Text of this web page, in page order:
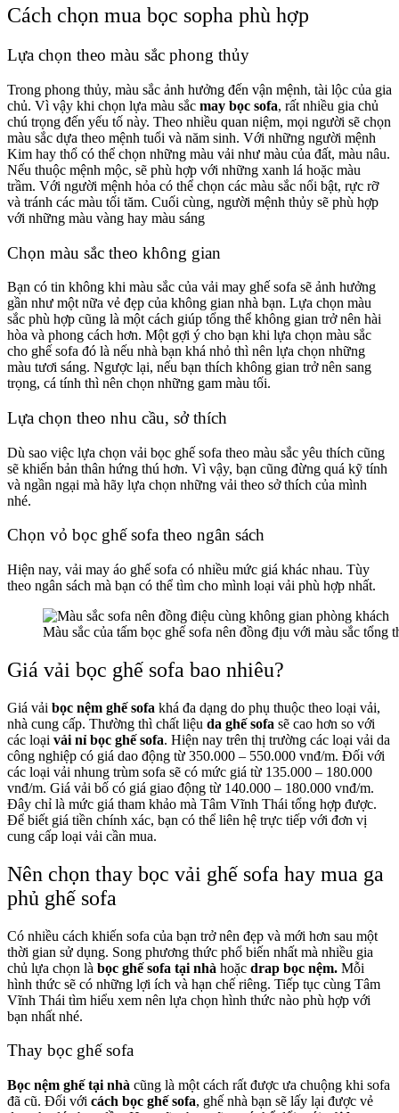
Cách chọn mua bọc sopha phù hợp
Lựa chọn theo màu sắc phong thủy
Trong phong thủy, màu sắc ảnh hưởng đến vận mệnh, tài lộc của gia
chủ. Vì vậy khi chọn lựa màu sắc may bọc sofa, rất nhiều gia chủ
chú trọng đến yếu tố này. Theo nhiều quan niệm, mọi người sẽ chọn
màu sắc dựa theo mệnh tuổi và năm sinh. Với những người mệnh
Kim hay thổ có thể chọn những màu vải như màu của đất, màu nâu.
Nếu thuộc mệnh mộc, sẽ phù hợp với những xanh lá hoặc màu
trầm. Với người mệnh hỏa có thể chọn các màu sắc nổi bật, rực rỡ
và tránh các màu tối tăm. Cuối cùng, người mệnh thủy sẽ phù hợp
với những màu vàng hay màu sáng
Chọn màu sắc theo không gian
Bạn có tin không khi màu sắc của vải may ghế sofa sẽ ảnh hưởng
gần như một nữa vẻ đẹp của không gian nhà bạn. Lựa chọn màu
sắc phù hợp cũng là một cách giúp tổng thể không gian trở nên hài
hòa và phong cách hơn. Một gợi ý cho bạn khi lựa chọn màu sắc
cho ghế sofa đó là nếu nhà bạn khá nhỏ thì nên lựa chọn những
màu tươi sáng. Ngược lại, nếu bạn thích không gian trở nên sang
trọng, cá tính thì nên chọn những gam màu tối.
Lựa chọn theo nhu cầu, sở thích
Dù sao việc lựa chọn vải bọc ghế sofa theo màu sắc yêu thích cũng
sẽ khiến bản thân hứng thú hơn. Vì vậy, bạn cũng đừng quá kỹ tính
và ngần ngại mà hãy lựa chọn những vải theo sở thích của mình
nhé.
Chọn vỏ bọc ghế sofa theo ngân sách
Hiện nay, vải may áo ghế sofa có nhiều mức giá khác nhau. Tùy
theo ngân sách mà bạn có thể tìm cho mình loại vải phù hợp nhất.
Màu sắc của tấm bọc ghế sofa nên đồng địu với màu sắc tổng
Giá vải bọc ghế sofa bao nhiêu?
Giá vải bọc nệm ghế sofa khá đa dạng do phụ thuộc theo loại vải,
nhà cung cấp. Thường thì chất liệu da ghế sofa sẽ cao hơn so với
các loại vải nỉ bọc ghế sofa. Hiện nay trên thị trường các loại vải da
công nghiệp có giá dao động từ 350.000 – 550.000 vnđ/m. Đối với
các loại vải nhung trùm sofa sẽ có mức giá từ 135.000 – 180.000
vnđ/m. Giá vải bố có giá giao động từ 140.000 – 180.000 vnđ/m.
Đây chỉ là mức giá tham khảo mà Tâm Vĩnh Thái tổng hợp được.
Để biết giá tiền chính xác, bạn có thể liên hệ trực tiếp với đơn vị
cung cấp loại vải cần mua.
Nên chọn thay bọc vải ghế sofa hay mua ga
phủ ghế sofa
Có nhiều cách khiến sofa của bạn trở nên đẹp và mới hơn sau một
thời gian sử dụng. Song phương thức phổ biến nhất mà nhiều gia
chủ lựa chọn là bọc ghế sofa tại nhà hoặc drap bọc nệm. Mỗi
hình thức sẽ có những lợi ích và hạn chế riêng. Tiếp tục cùng Tâm
Vĩnh Thái tìm hiểu xem nên lựa chọn hình thức nào phù hợp với
bạn nhất nhé.
Thay bọc ghế sofa
Bọc nệm ghế tại nhà cũng là một cách rất được ưa chuộng khi sofa
đã cũ. Đối với cách bọc ghế sofa, ghế nhà bạn sẽ lấy lại được vẻ